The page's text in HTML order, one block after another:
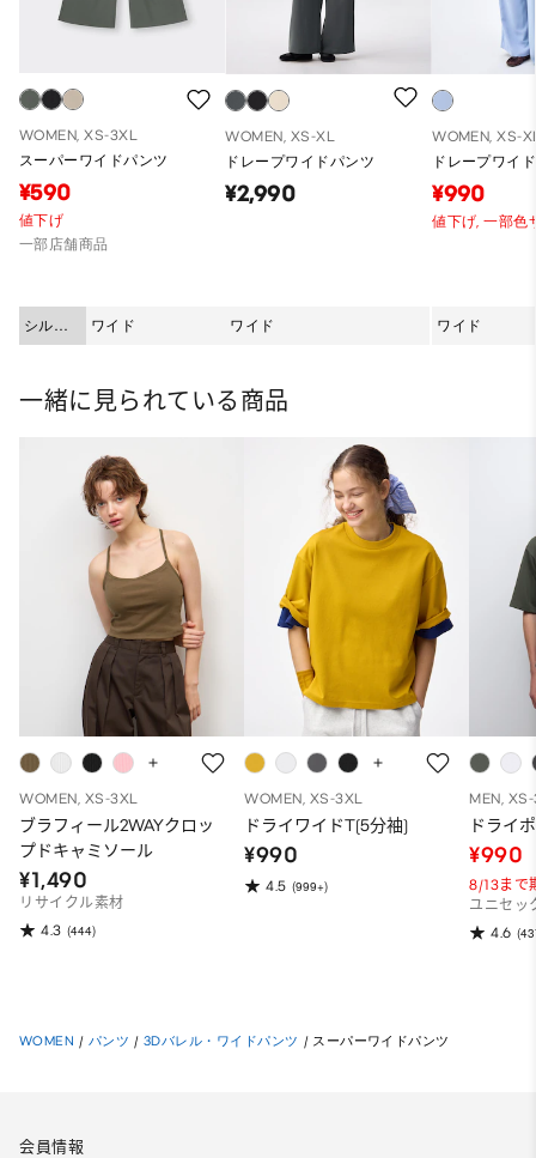
WOMEN, XS-3XL
スーパーワイドパンツ
¥590
値下げ
一部店舗商品
シルエ
ット
ワイド
WOMEN, XS-XL
ドレープワイドパンツ
¥2,990
ワイド
WOMEN, XS-
ドレープワイ
¥990
値下げ,一部色
ワイド
一緒に見られている商品
WOMEN, XS-3XL
ブラフィール2WAYクロッ
プドキャミソール
¥1,490
リサイクル素材
4.3 (444)
WOMEN, XS-3XL
ドライワイドT(5分袖)
¥990
4.5 (999+)
MEN,
ドライ
¥990
8/13まで
ユニセッ
4.6
WOMEN / パンツ / 3Dバレル・ワイドパンツ / スーパーワイドパンツ
会員情報